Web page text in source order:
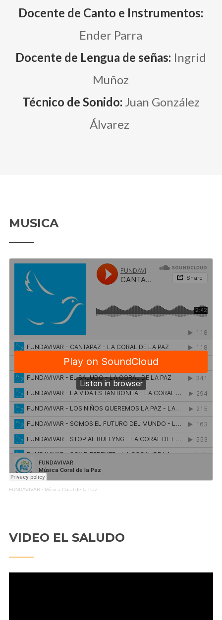
Docente de Canto e Instrumentos:
Ender Parra
Docente de Lengua de señas: Ingrid
Muñoz
Técnico de Sonido: Juan González
Álvarez
MUSICA
FUNDAVIVAR · Música Coral de la Paz
VIDEO EL SALUDO